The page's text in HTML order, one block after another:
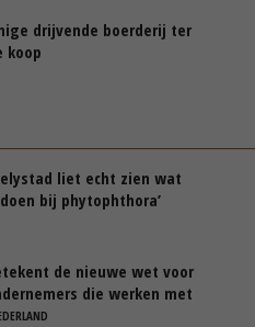
drijvende boerderij ter
koop
liet echt zien wat
bij phytophthora’
de nieuwe wet voor
die werken met